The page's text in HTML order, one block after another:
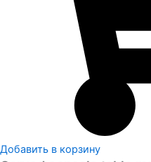
Добавить в корзину